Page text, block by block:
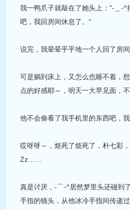
我一鸭爪子就敲在了她头上："-＿-
吧，我回房间休息了。"
说完，我晕晕乎乎地一个人回了房
可是躺到床上，又怎么也睡不着，
点的好感耶～，明天一大早见面，
他不会偷看了我手机里的东西吧，
哎呀呀～，烦死了烦死了，朴七彩
Zz……
真是讨厌，-⌒-^居然梦里头还碰到
手指的镜头，从他冰冷手指间传递